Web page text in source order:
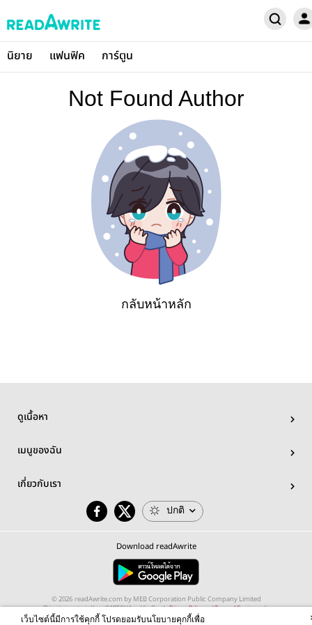
นิยาย แฟนฟิค การ์ตูน
Not Found Author
กลับหน้าหลัก
ดูเนื้อหา
เมนูของฉัน
เกี่ยวกับเรา
ปกติ
Download readAwrite
© 2026 readAwrite.com by MEB Corporation Public Company Limited
This site is protected by reCAPTCHA and the GooglePrivacy PolicyandTerms of Serviceapply.
เว็บไซต์นี้มีการใช้คุกกี้ โปรดยอมรับนโยบายคุกกี้เพื่อ